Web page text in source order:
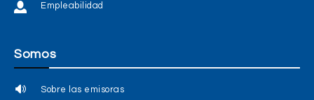
Empleabilidad
Somos
Sobre las emisoras